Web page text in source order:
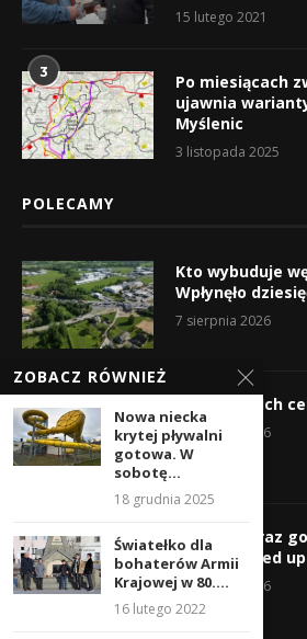
15 lutego 2021
3
Po miesiącach
ujawnia
Myślenic
3 listopada 2025
POLECAMY
Kto wybuduje
Wpłynęło
7 sierpnia 2026
Wyruszyli! Ich
5 sierpnia 2026
Gorąco, coraz
chronić przed
4 sierpnia 2026
ZOBACZ RÓWNIEŻ
Nowa niecka
krytej pływalni
gotowa. W
sobotę...
18 grudnia 2025
Światełko dla
bohaterów Armii
Krajowej w 80....
16 lutego 2022